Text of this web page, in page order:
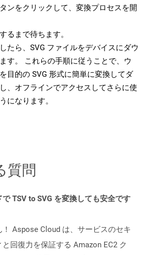
タンをクリックして、変換プロセスを開
るまで待ちます。
たら、SVG ファイルをデバイスにダウ
す。 これらの手順に従うことで、ウ
目的の SVG 形式に簡単に変換してダ
、オフラインでアクセスしてさらに使
になります。
質問
で TSV to SVG を変換しても安全です
！ Aspose Cloud は、サービスのセキ
と回復力を保証する Amazon EC2 ク